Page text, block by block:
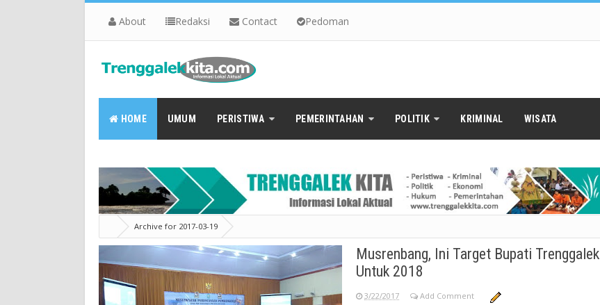
About Redaksi Contact Pedoman
HOME UMUM PERISTIWA PEMERINTAHAN POLITIK KRIMINAL WISATA
Archive for 2017-03-19
Musrenbang, Ini Target Bupati Trenggalek
Untuk 2018
3/22/2017 Add Comment